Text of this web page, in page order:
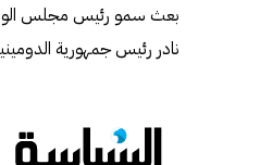
بعث سمو رئيس مجلس
نادر رئيس جمهورية